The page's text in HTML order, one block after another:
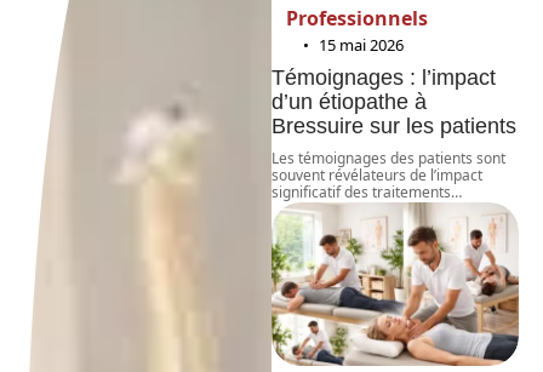
Professionnels
15 mai 2026
Témoignages : l’impact
d’un étiopathe à
Bressuire sur les patients
Les témoignages des patients sont
souvent révélateurs de l’impact
significatif des traitements…